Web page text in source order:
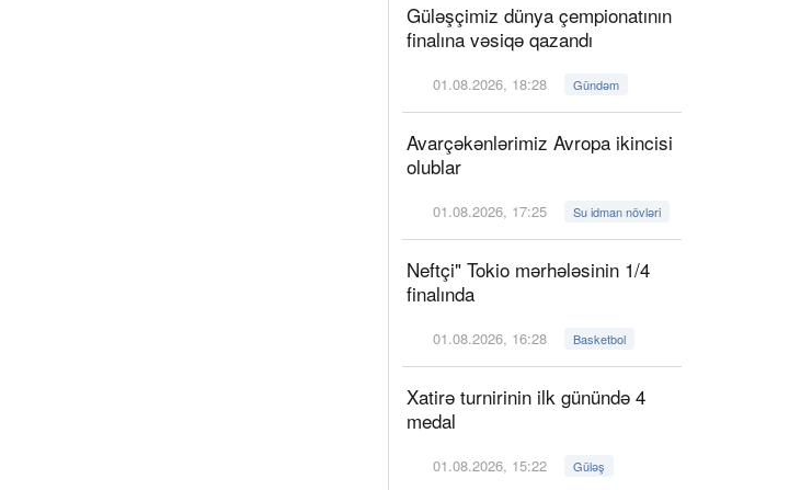
Güləşçimiz dünya çempionatının
finalına vəsiqə qazandı
01.08.2026, 18:28 Gündəm
Avarçəkənlərimiz Avropa ikincisi
olublar
01.08.2026, 17:25 Su idman növləri
Neftçi" Tokio mərhələsinin 1/4
finalında
01.08.2026, 16:28 Basketbol
Xatirə turnirinin ilk günündə 4
medal
01.08.2026, 15:22 Güləş